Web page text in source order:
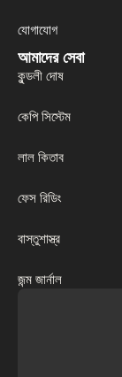
যোগাযোগ
আমাদের সেবা
কুন্ডলী দোষ
কেপি সিস্টেম
লাল কিতাব
ফেস রিডিং
বাস্তুশাস্ত্র
জন্ম জার্নাল